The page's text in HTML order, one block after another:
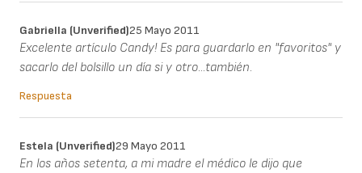
Gabriella (unverified)25 Mayo 2011
Excelente artículo Candy! Es para guardarlo en "favoritos" y
sacarlo del bolsillo un día si y otro...también.
Respuesta
Estela (unverified)29 Mayo 2011
En los años setenta, a mi madre el médico le dijo que